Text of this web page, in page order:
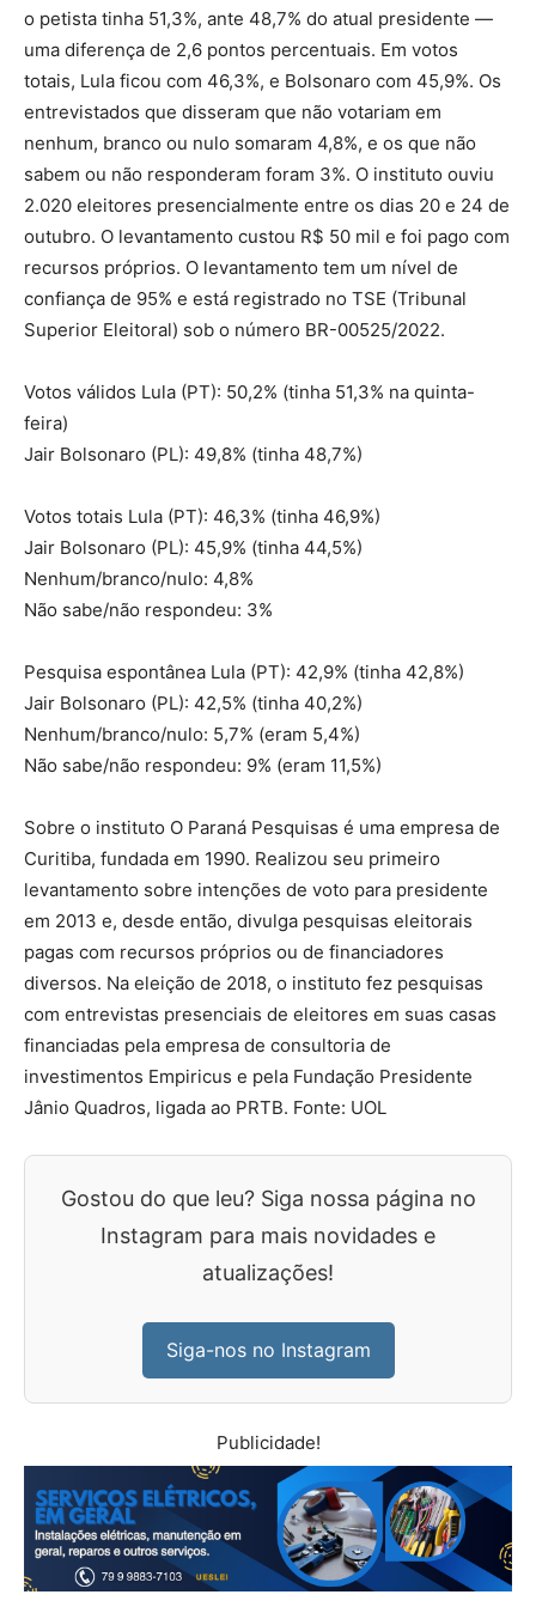
o petista tinha 51,3%, ante 48,7% do atual presidente —
uma diferença de 2,6 pontos percentuais. Em votos
totais, Lula ficou com 46,3%, e Bolsonaro com 45,9%. Os
entrevistados que disseram que não votariam em
nenhum, branco ou nulo somaram 4,8%, e os que não
sabem ou não responderam foram 3%. O instituto ouviu
2.020 eleitores presencialmente entre os dias 20 e 24 de
outubro. O levantamento custou R$ 50 mil e foi pago com
recursos próprios. O levantamento tem um nível de
confiança de 95% e está registrado no TSE (Tribunal
Superior Eleitoral) sob o número BR-00525/2022.
Votos válidos Lula (PT): 50,2% (tinha 51,3% na quinta-
feira)
Jair Bolsonaro (PL): 49,8% (tinha 48,7%)
Votos totais Lula (PT): 46,3% (tinha 46,9%)
Jair Bolsonaro (PL): 45,9% (tinha 44,5%)
Nenhum/branco/nulo: 4,8%
Não sabe/não respondeu: 3%
Pesquisa espontânea Lula (PT): 42,9% (tinha 42,8%)
Jair Bolsonaro (PL): 42,5% (tinha 40,2%)
Nenhum/branco/nulo: 5,7% (eram 5,4%)
Não sabe/não respondeu: 9% (eram 11,5%)
Sobre o instituto O Paraná Pesquisas é uma empresa de
Curitiba, fundada em 1990. Realizou seu primeiro
levantamento sobre intenções de voto para presidente
em 2013 e, desde então, divulga pesquisas eleitorais
pagas com recursos próprios ou de financiadores
diversos. Na eleição de 2018, o instituto fez pesquisas
com entrevistas presenciais de eleitores em suas casas
financiadas pela empresa de consultoria de
investimentos Empiricus e pela Fundação Presidente
Jânio Quadros, ligada ao PRTB. Fonte: UOL
Gostou do que leu? Siga nossa página no
Instagram para mais novidades e
atualizações!
Siga-nos no Instagram
Publicidade!